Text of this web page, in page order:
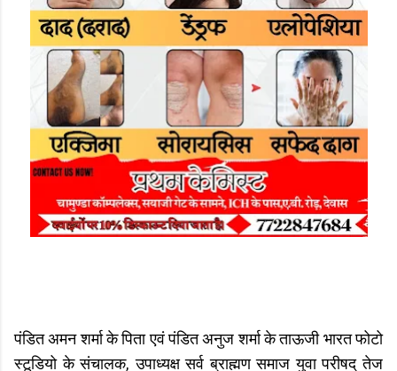
पंडित अमन शर्मा के पिता एवं पंडित अनुज शर्मा के ताऊजी भारत फोटो
स्टूडियो के संचालक, उपाध्यक्ष सर्व ब्राह्मण समाज युवा परीषद् तेज